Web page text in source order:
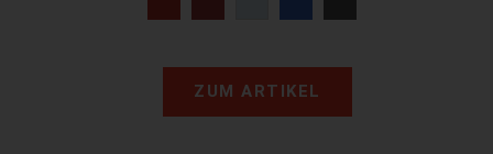
ZUM ARTIKEL